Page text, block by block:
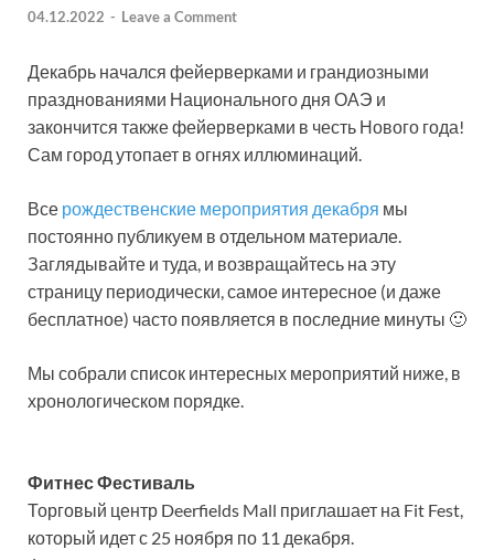
04.12.2022 - Leave a Comment
Декабрь начался фейерверками и грандиозными
празднованиями Национального дня ОАЭ и
закончится также фейерверками в честь Нового года!
Сам город утопает в огнях иллюминаций.
Все рождественские мероприятия декабря мы
постоянно публикуем в отдельном материале.
Заглядывайте и туда, и возвращайтесь на эту
страницу периодически, самое интересное (и даже
бесплатное) часто появляется в последние минуты 🙂
Мы собрали список интересных мероприятий ниже, в
хронологическом порядке.
Фитнес Фестиваль
Торговый центр Deerfields Mall приглашает на Fit Fest,
который идет с 25 ноября по 11 декабря.